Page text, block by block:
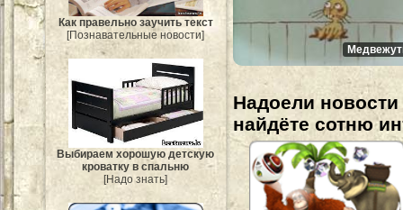
Как правельно заучить текст
[Познавательные новости]
Выбираем хорошую детскую
кроватку в спальню
[Надо знать]
Надоели
найдёте сотню